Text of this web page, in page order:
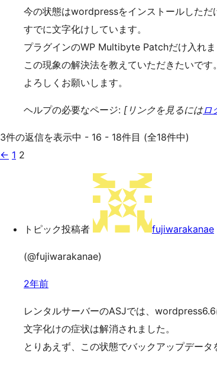
今の状態はwordpressをインストールしただ
すでに文字化けしています。
プラグインのWP Multibyte Patchだけ入れま
この現象の解決法を教えていただきたいです。
よろしくお願いします。
ヘルプの必要なページ: [リンクを見るにはロ
3件の返信を表示中 - 16 - 18件目 (全18件中)
← 1 2
トピック投稿者 fujiwarakanae
(@fujiwarakanae)
2年前
レンタルサーバーのASJでは、
文字化けの症状は解消されました。
とりあえず、この状態でバックアップデータ